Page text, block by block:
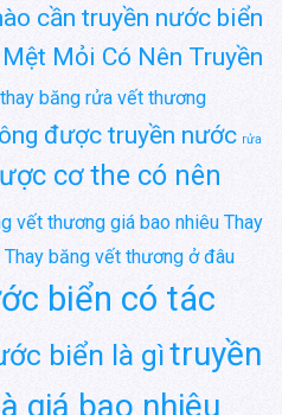
cần truyền nước biển
Mệt Mỏi Có Nên Truyền
băng rửa vết thương
được truyền nước rửa
cơ the có nên
vết thương giá bao nhiêu Thay
Thay băng vết thương ở đâu
biển có tác
biển là gìtruyền
giá bao nhiêu